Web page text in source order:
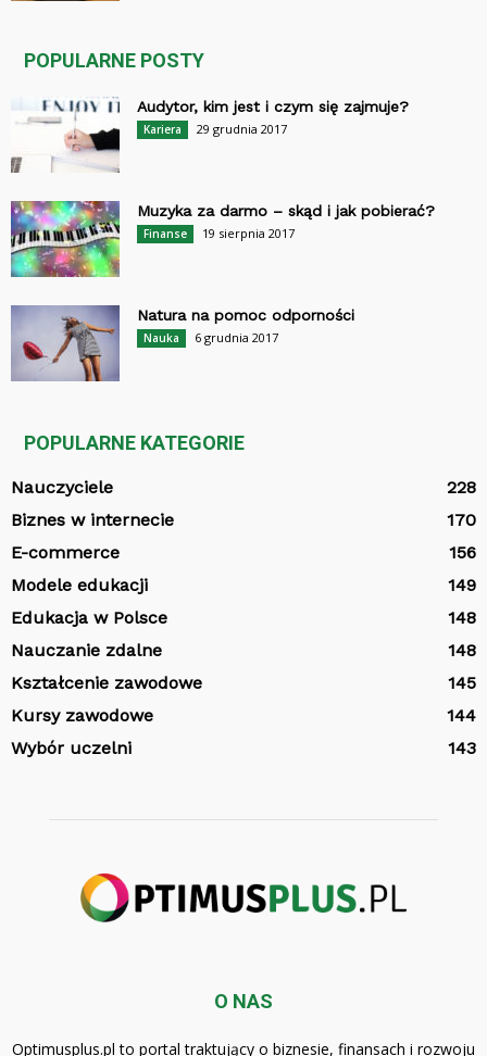
POPULARNE POSTY
Audytor, kim jest i czym się zajmuje?
Kariera 29 grudnia 2017
Muzyka za darmo – skąd i jak pobierać?
Finanse 19 sierpnia 2017
Natura na pomoc odporności
Nauka 6 grudnia 2017
POPULARNE KATEGORIE
Nauczyciele
228
Biznes w internecie
170
E-commerce
156
Modele edukacji
149
Edukacja w Polsce
148
Nauczanie zdalne
148
Kształcenie zawodowe
145
Kursy zawodowe
144
Wybór uczelni
143
O NAS
Optimusplus.pl to portal traktujący o biznesie, finansach i rozwoju